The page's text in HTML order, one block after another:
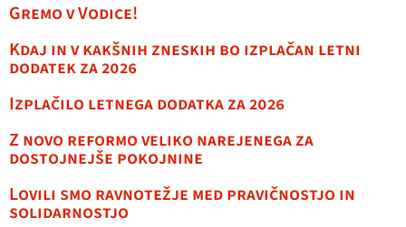
Gremo v Vodice!
Kdaj in v kakšnih zneskih bo izplačan letni
dodatek za 2026
Izplačilo letnega dodatka za 2026
Z novo reformo veliko narejenega za
dostojnejše pokojnine
Lovili smo ravnotežje med pravičnostjo in
solidarnostjo